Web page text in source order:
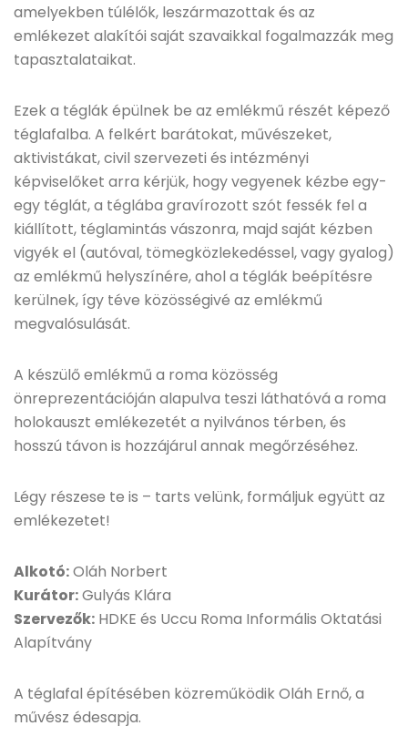
amelyekben túlélők, leszármazottak és az
emlékezet alakítói saját szavaikkal fogalmazzák meg
tapasztalataikat.
Ezek a téglák épülnek be az emlékmű részét képező
téglafalba. A felkért barátokat, művészeket,
aktivistákat, civil szervezeti és intézményi
képviselőket arra kérjük, hogy vegyenek kézbe egy-
egy téglát, a téglába gravírozott szót fessék fel a
kiállított, téglamintás vászonra, majd saját kézben
vigyék el (autóval, tömegközlekedéssel, vagy gyalog)
az emlékmű helyszínére, ahol a téglák beépítésre
kerülnek, így téve közösségivé az emlékmű
megvalósulását.
A készülő emlékmű a roma közösség
önreprezentációján alapulva teszi láthatóvá a roma
holokauszt emlékezetét a nyilvános térben, és
hosszú távon is hozzájárul annak megőrzéséhez.
Légy részese te is – tarts velünk, formáljuk együtt az
emlékezetet!
Alkotó:Oláh Norbert
Kurátor:Gulyás Klára
Szervezők: HDKE és Uccu Roma Informális Oktatási
Alapítvány
A téglafal építésében közreműködik Oláh Ernő, a
művész édesapja.